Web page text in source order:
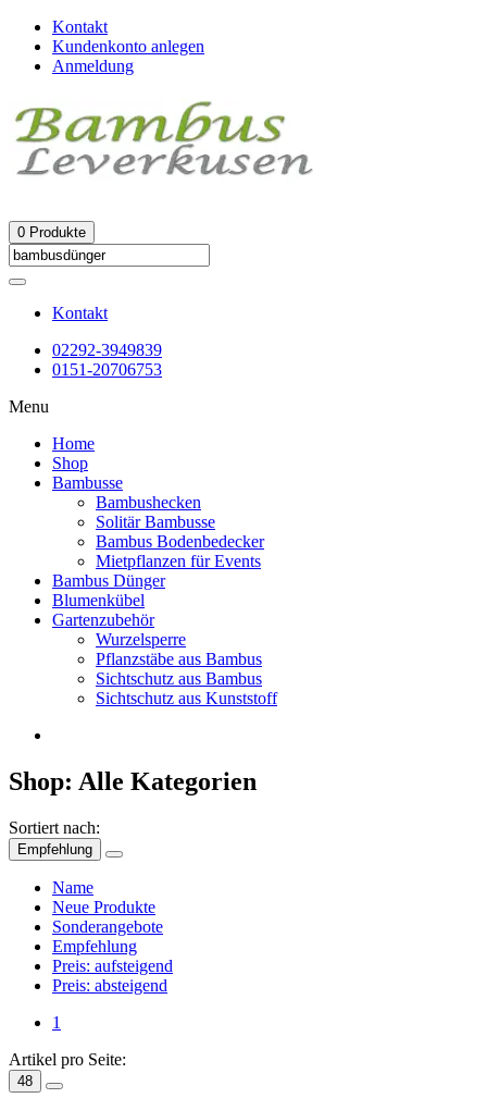
Kontakt
Kundenkonto anlegen
Anmeldung
0 Produkte
Kontakt
02292-3949839
0151-20706753
Menu
Home
Shop
Bambusse
Bambushecken
Solitär Bambusse
Bambus Bodenbedecker
Mietpflanzen für Events
Bambus Dünger
Blumenkübel
Gartenzubehör
Wurzelsperre
Pflanzstäbe aus Bambus
Sichtschutz aus Bambus
Sichtschutz aus Kunststoff
Shop: Alle Kategorien
Sortiert nach:
Empfehlung
Name
Neue Produkte
Sonderangebote
Empfehlung
Preis: aufsteigend
Preis: absteigend
1
Artikel pro Seite:
48